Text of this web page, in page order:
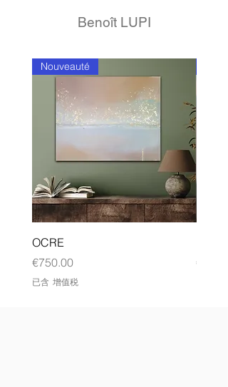
Benoît LUPI
Nouveauté
OCRE
價格
€750.00
已含 增值税
價格